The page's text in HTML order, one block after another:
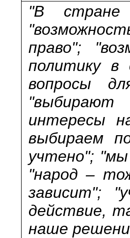
"В стране
право";
политику в
вопросы
"выбирают
интересы
выбираем
учтено";
"народ –
зависит";
действие,
наше